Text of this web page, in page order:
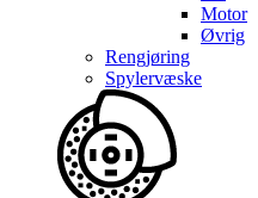
Motor
Øvrig
Rengjøring
Spylervæske